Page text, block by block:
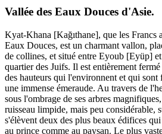
Vallée des Eaux Douces d'Asie.
Kyat-Khana [Kağıthane], que les Francs
Eaux Douces, est un charmant vallon,
de collines, et situé entre Eyoub [Eyüp]
quartier des Juifs. Il est entièrement
des hauteurs qui l'environnent et qui sont
une immense émeraude. Au travers de
sous l'ombrage de ses arbres
ruisseau limpide, mais peu considérable,
s'élèvent deux des plus beaux édifices
au prince comme au paysan. Le plus